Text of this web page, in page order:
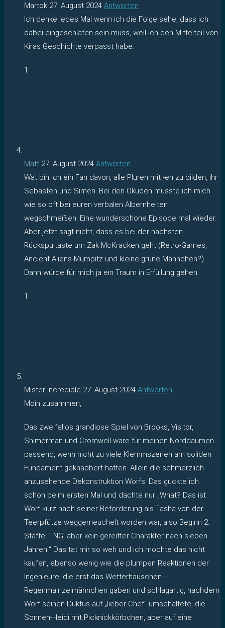
Martok 27. August 2024 Antworten
Ich denke jedes Mal wenn ich die Folge sehe, dass ich
dabei eingeschlafen sein muss, weil ich den Mittelteil von
Kiras Geschichte verpasst habe.
1
Matt 27. August 2024 Antworten
Wat bin ich ein Fan davon, alle Pluren mit -en zu bilden, ihr
Sebasten und Simen. Bei den Okuden musste ich mich
wie so oft bei euren verbalen Albernheiten
wegschmeißen. Eine wunderschöne Episode mal wieder.
Aber jetzt sagt nicht, dass es bei der nächsten
Rückspultaste um Zak McKracken geht (Retro-Games,
Ancient Aliens-Mumpitz und kleine grüne Männchen?).
Dann würde für mich ja ein Traum in Erfüllung gehen.
1
Mister Incredible 27. August 2024 Antworten
Moin zusammen,
Das zweifellos grandiose Spiel von Brooks, Visitor,
Shimerman und Cromwell wäre für meinen Norddaumen
passend, wenn nicht zu viele Klemmszenen am soliden
Fundament geknabbert hätten. Allein die schmerzlich
anzusehende Dekonstruktion Worfs. Das guckte ich
schon beim ersten Mal und dachte nur „What? Das ist
Worf kurz nach seiner Beförderung als Tasha von der
Teerpfütze weggemeuchelt worden war, also Beginn 2.
Staffel TNG, aber kein gereifter Charakter nach sieben
Jahren!“ Das tat mir so weh und ich mochte das nicht
kaufen, ebenso wenig wie die plumpen Reaktionen der
Ingenieure, die erst das Wetterhäuschen-
Regenmainzelmännchen gaben und schlagartig, nachdem
Worf seinen Duktus auf „lieber Chef“ umschaltete, die
Sonnen-Heidi mit Picknickkörbchen, aber auf eine